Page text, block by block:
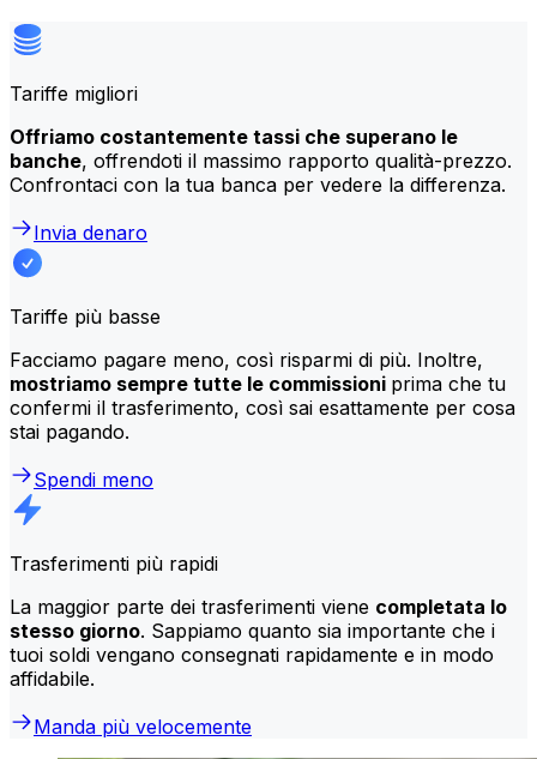
Tariffe migliori
Offriamo costantemente tassi che superano le
banche, offrendoti il massimo rapporto qualità-prezzo.
Confrontaci con la tua banca per vedere la differenza.
Invia denaro
Tariffe più basse
Facciamo pagare meno, così risparmi di più. Inoltre,
mostriamo sempre tutte le commissioni prima che tu
confermi il trasferimento, così sai esattamente per cosa
stai pagando.
Spendi meno
Trasferimenti più rapidi
La maggior parte dei trasferimenti viene completata lo
stesso giorno. Sappiamo quanto sia importante che i
tuoi soldi vengano consegnati rapidamente e in modo
affidabile.
Manda più velocemente